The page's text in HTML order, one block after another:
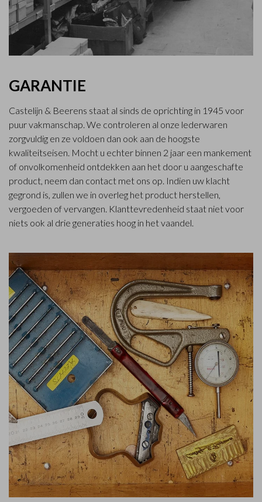
GARANTIE
Castelijn & Beerens staat al sinds de oprichting in 1945 voor
puur vakmanschap. We controleren al onze lederwaren
zorgvuldig en ze voldoen dan ook aan de hoogste
kwaliteitseisen. Mocht u echter binnen 2 jaar een mankement
of onvolkomenheid ontdekken aan het door u aangeschafte
product, neem dan contact met ons op. Indien uw klacht
gegrond is, zullen we in overleg het product herstellen,
vergoeden of vervangen. Klanttevredenheid staat niet voor
niets ook al drie generaties hoog in het vaandel.